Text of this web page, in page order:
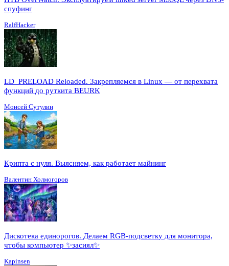
спуфинг
RalfHacker
LD_PRELOAD Reloaded. Закрепляемся в Linux — от перехвата
функций до руткита BEURK
Моисей Сутулин
Крипта с нуля. Выясняем, как работает майнинг
Валентин Холмогоров
Дискотека единорогов. Делаем RGB-подсветку для монитора,
чтобы компьютер ✨засиял✨
Kapinsen